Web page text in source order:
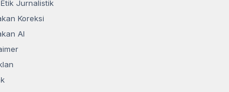
Jurnalistik
Koreksi
AI